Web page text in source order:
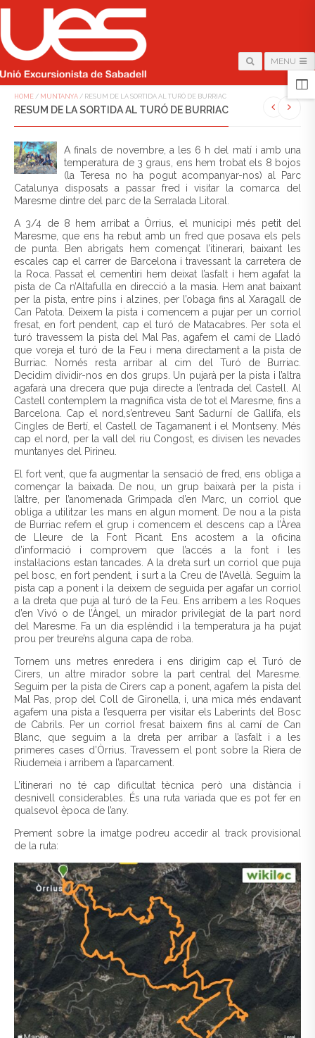
MENU
HOME / MUNTANYA / RESUM DE LA SORTIDA AL TURÓ DE BURRIAC
RESUM DE LA SORTIDA AL TURÓ DE BURRIAC
A finals de novembre, a les 6 h del matí i amb una
temperatura de 3 graus, ens hem trobat els 8 bojos
(la Teresa no ha pogut acompanyar-nos) al Parc
Catalunya disposats a passar fred i visitar la comarca del
Maresme dintre del parc de la Serralada Litoral.
A 3/4 de 8 hem arribat a Òrrius, el municipi més petit del
Maresme, que ens ha rebut amb un fred que posava els pels
de punta. Ben abrigats hem començat l’itinerari, baixant les
escales cap el carrer de Barcelona i travessant la carretera de
la Roca. Passat el cementiri hem deixat l’asfalt i hem agafat la
pista de Ca n’Altafulla en direcció a la masia. Hem anat baixant
per la pista, entre pins i alzines, per l’obaga fins al Xaragall de
Can Patota. Deixem la pista i comencem a pujar per un corriol
fresat, en fort pendent, cap el turó de Matacabres. Per sota el
turó travessem la pista del Mal Pas, agafem el camí de Lladó
que voreja el turó de la Feu i mena directament a la pista de
Burriac. Només resta arribar al cim del Turó de Burriac.
Decidim dividir-nos en dos grups. Un pujarà per la pista i l’altra
agafarà una drecera que puja directe a l’entrada del Castell. Al
Castell contemplem la magnífica vista de tot el Maresme, fins a
Barcelona. Cap el nord,s’entreveu Sant Sadurní de Gallifa, els
Cingles de Bertí, el Castell de Tagamanent i el Montseny. Més
cap el nord, per la vall del riu Congost, es divisen les nevades
muntanyes del Pirineu.
El fort vent, que fa augmentar la sensació de fred, ens obliga a
començar la baixada. De nou, un grup baixarà per la pista i
l’altre, per l’anomenada Grimpada d’en Marc, un corriol que
obliga a utilitzar les mans en algun moment. De nou a la pista
de Burriac refem el grup i comencem el descens cap a l’Àrea
de Lleure de la Font Picant. Ens acostem a la oficina
d’informació i comprovem que l’accés a la font i les
instal·lacions estan tancades. A la dreta surt un corriol que puja
pel bosc, en fort pendent, i surt a la Creu de l’Avellà. Seguim la
pista cap a ponent i la deixem de seguida per agafar un corriol
a la dreta que puja al turó de la Feu. Ens arribem a les Roques
d’en Vivó o de l’Àngel, un mirador privilegiat de la part nord
del Maresme. Fa un dia esplèndid i la temperatura ja ha pujat
prou per treure’ns alguna capa de roba.
Tornem uns metres enredera i ens dirigim cap el Turó de
Cirers, un altre mirador sobre la part central del Maresme.
Seguim per la pista de Cirers cap a ponent, agafem la pista del
Mal Pas, prop del Coll de Gironella, i, una mica més endavant
agafem una pista a l’esquerra per visitar els Laberints del Bosc
de Cabrils. Per un corriol fresat baixem fins al camí de Can
Blanc, que seguim a la dreta per arribar a l’asfalt i a les
primeres cases d’Òrrius. Travessem el pont sobre la Riera de
Riudemeia i arribem a l’aparcament.
L’itinerari no té cap dificultat tècnica però una distància i
desnivell considerables. És una ruta variada que es pot fer en
qualsevol època de l’any.
Prement sobre la imatge podreu accedir al track provisional
de la ruta: